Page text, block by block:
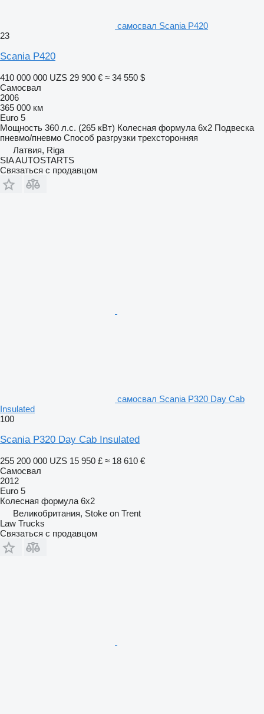
самосвал Scania P420
23
Scania P420
410 000 000 UZS 29 900 € ≈ 34 550 $
Самосвал
2006
365 000 км
Euro 5
Мощность 360 л.с. (265 кВт) Колесная формула 6x2 Подвеска
пневмо/пневмо Способ разгрузки трехсторонняя
Латвия, Riga
SIA AUTOSTARTS
Связаться с продавцом
самосвал Scania P320 Day Cab
Insulated
100
Scania P320 Day Cab Insulated
255 200 000 UZS 15 950 £ ≈ 18 610 €
Самосвал
2012
Euro 5
Колесная формула 6x2
Великобритания, Stoke on Trent
Law Trucks
Связаться с продавцом